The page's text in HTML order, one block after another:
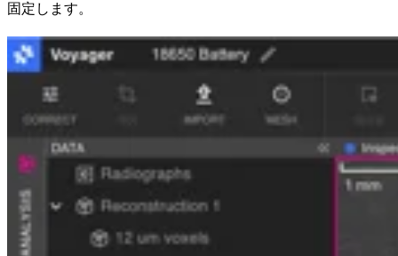
固定します。